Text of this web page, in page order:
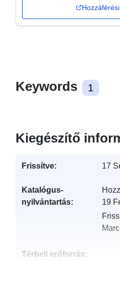
Keywords 1
Kiegészítő
Frissítve: 17
Katalógus-
nyilvántartás:
19
Térbeli erőforrás: